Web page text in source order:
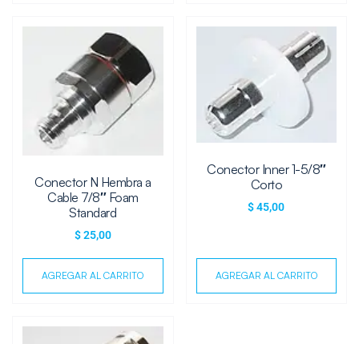
Conector N Hembra a
Cable 7/8″ Foam
Standard
$25,00
AGREGAR AL CARRITO
Conector Inner 1-5/8″
Corto
$45,00
AGREGAR AL CARRITO